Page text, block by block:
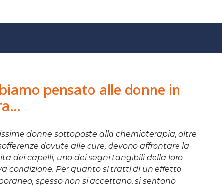
pensato alle donne in
donne sottoposte alla chemioterapia, oltre
dovute alle cure, devono affrontare la
dei capelli, uno dei segni tangibili della loro
condizione. Per quanto si tratti di un effetto
spesso non si accettano, si sentono